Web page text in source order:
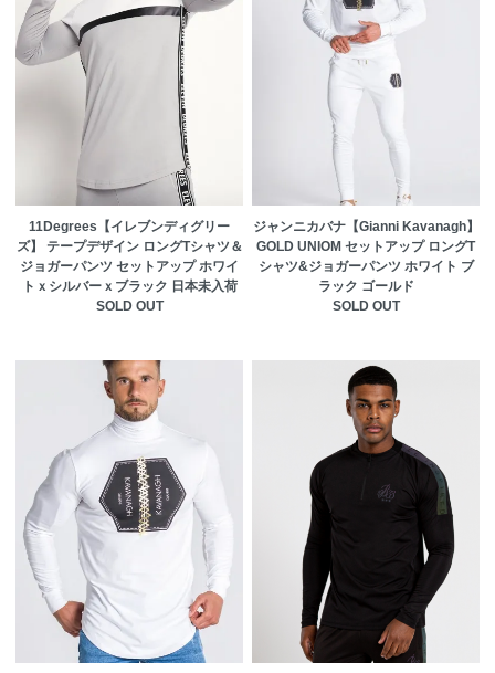
11Degrees【イレブンディグリー
ズ】 テープデザイン ロングTシャツ＆
ジョガーパンツ セットアップ ホワイ
トｘシルバーｘブラック 日本未入荷
SOLD OUT
ジャンニカバナ【Gianni Kavanagh】
GOLD UNIOM セットアップ ロングT
シャツ&ジョガーパンツ ホワイト ブ
ラック ゴールド
SOLD OUT